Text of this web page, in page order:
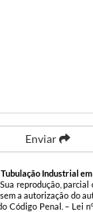
Enviar
Industrial
reprodução,
a autorização do
Código Penal. – Lei